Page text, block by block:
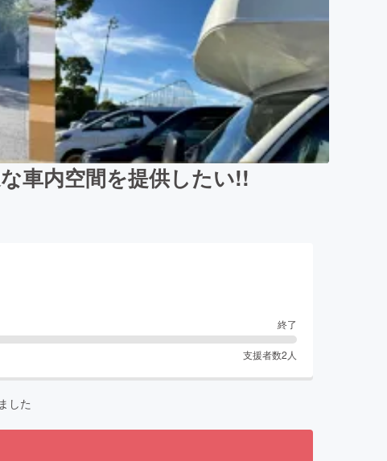
車内空間を提供したい!!
終了
支援者数2 人
した